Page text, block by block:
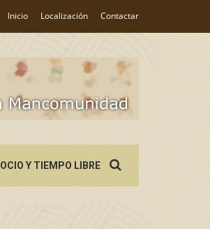
Inicio Localización Contactar
OCIO Y TIEMPO LIBREfor: